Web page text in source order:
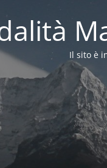
Il sito è